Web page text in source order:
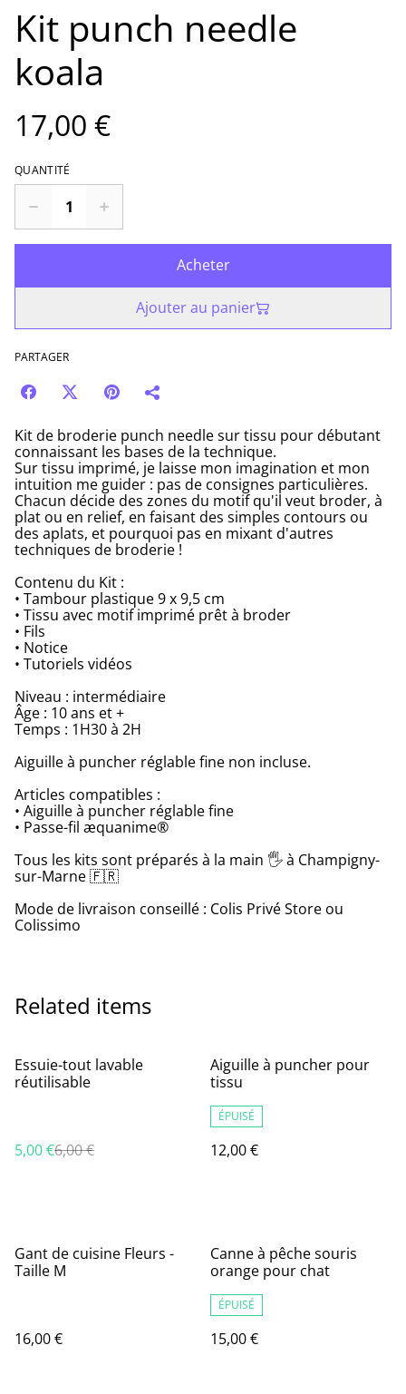
Kit punch needle
koala
17,00 €
QUANTITÉ
Acheter
Ajouter au panier
PARTAGER
Kit de broderie punch needle sur tissu pour débutant
connaissant les bases de la technique.
Sur tissu imprimé, je laisse mon imagination et mon
intuition me guider : pas de consignes particulières.
Chacun décide des zones du motif qu'il veut broder, à
plat ou en relief, en faisant des simples contours ou
des aplats, et pourquoi pas en mixant d'autres
techniques de broderie !
Contenu du Kit :
• Tambour plastique 9 x 9,5 cm
• Tissu avec motif imprimé prêt à broder
• Fils
• Notice
• Tutoriels vidéos
Niveau : intermédiaire
Âge : 10 ans et +
Temps : 1H30 à 2H
Aiguille à puncher réglable fine non incluse.
Articles compatibles :
• Aiguille à puncher réglable fine
• Passe-fil æquanime®
Tous les kits sont préparés à la main 🖐 à Champigny-
sur-Marne 🇫🇷
Mode de livraison conseillé : Colis Privé Store ou
Colissimo
Related items
%
Essuie-tout lavable
réutilisable
5,00 €6,00 €
Aiguille à puncher pour
tissu
ÉPUISÉ
12,00 €
Gant de cuisine Fleurs -
Taille M
16,00 €
Canne à pêche souris
orange pour chat
ÉPUISÉ
15,00 €